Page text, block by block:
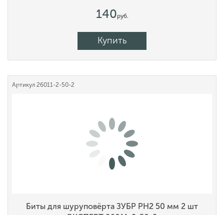
140руб.
Купить
Артикул 26011-2-50-2
Биты для шуруповёрта ЗУБР PH2 50 мм 2 шт